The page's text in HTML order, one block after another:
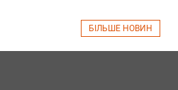
БІЛЬШЕ НОВИН